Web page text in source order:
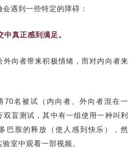
遇到一些特定的障碍：
真正感到满足。
外向者带来积极情绪，而对内向者来
70名被试（内向者、外向者混在一
双盲测试，其中有一组使用一种叫利
巴胺的释放（使人感到快乐），然
室中观看一部视频。